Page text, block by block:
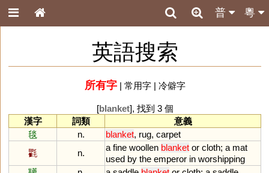
粵
普
英語搜索
所有字| 常用字| 冷僻字
[blanket], 找到 3 個
漢字
詞類
意義
毯
n. blanket, rug, carpet
氍
n.
a fine woollen blanket or cloth; a mat
used by the emperor in worshipping